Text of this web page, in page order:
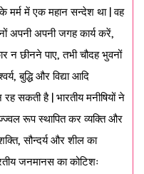
मर्म में एक महान सन्देश था | वह
अपनी अपनी जगह कार्य करें,
न छीनने पाए, तभी चौदह भुवनों
बुद्धि और विद्या आदि
सकती है | भारतीय मनीषियों ने
रूप स्थापित कर व्यक्ति और
सौन्दर्य और शील का
जनमानस का कोटिशः